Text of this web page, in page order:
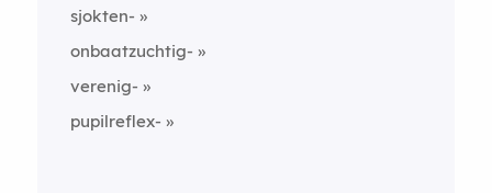
sjokten-
onbaatzuchtig-
verenig-
pupilreflex-